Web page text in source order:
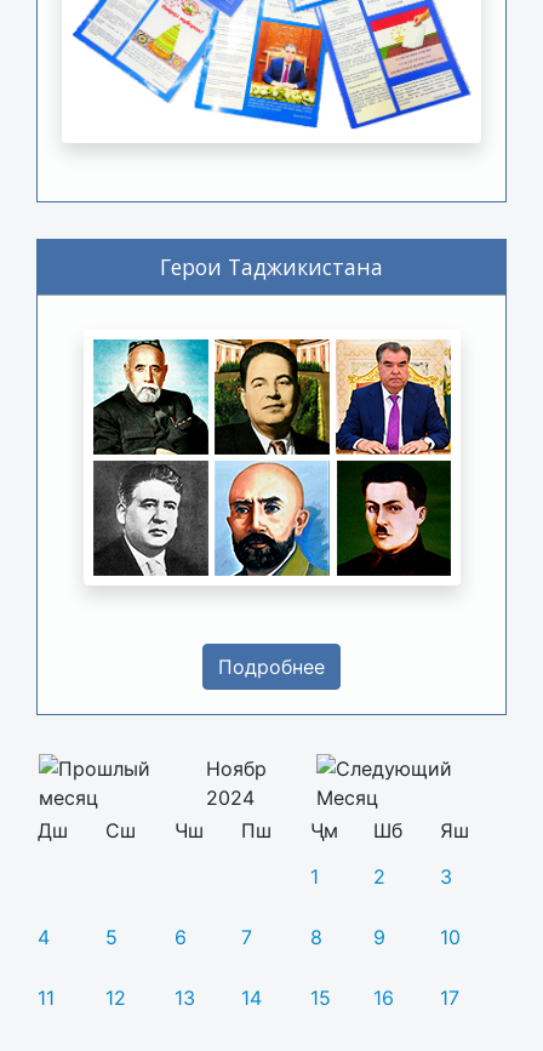
Герои Таджикистана
Подробнее
Ноябр
2024
Дш
Сш Чш Пш Ҷм Шб
Яш
1
2 3
4 5 6 7 8 9 10
11 12 13 14 15 16 17